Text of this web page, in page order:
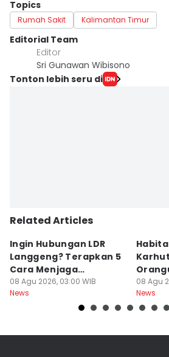
Topics
Rumah Sakit Kalimantan Timur
Editorial Team
Editor
Sri Gunawan Wibisono
Tonton lebih seru di
Related Articles
Ingin Hubungan LDR
Langgeng? Terapkan 5
Cara Menjaga
Kesetiaan Ini
08 Agu 2026, 03:00 WIB
News
di
08 Agu
News